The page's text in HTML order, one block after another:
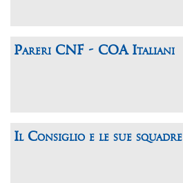
Pareri CNF - COA Italiani
Il Consiglio e le sue squadre